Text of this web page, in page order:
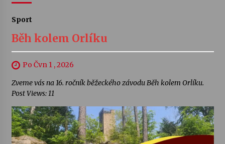
Sport
Běh kolem Orlíku
Po Čvn 1 , 2026
Zveme vás na 16. ročník běžeckého závodu Běh kolem Orlíku.
Post Views: 11